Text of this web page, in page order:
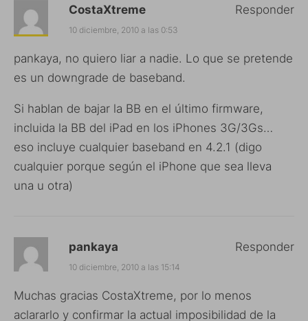
CostaXtreme
10 diciembre, 2010 a las 0:53
pankaya, no quiero liar a nadie. Lo que se pretende
es un downgrade de baseband.
Si hablan de bajar la BB en el último firmware,
incluida la BB del iPad en los iPhones 3G/3Gs…
eso incluye cualquier baseband en 4.2.1 (digo
cualquier porque según el iPhone que sea lleva
una u otra)
Responder
pankaya
10 diciembre, 2010 a las 15:14
Muchas gracias CostaXtreme, por lo menos
aclararlo y confirmar la actual imposibilidad de la
Responder